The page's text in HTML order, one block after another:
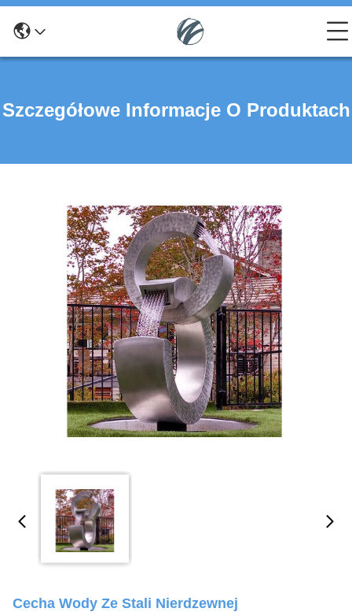
Szczegółowe Informacje O Produktach
Cecha Wody Ze Stali Nierdzewnej